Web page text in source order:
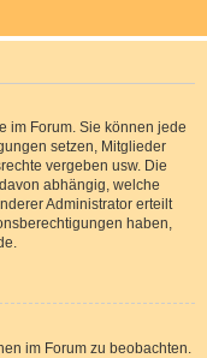
im Forum. Sie können jede
setzen, Mitglieder
vergeben usw. Die
abhängig, welche
Administrator erteilt
haben,
im Forum zu beobachten.